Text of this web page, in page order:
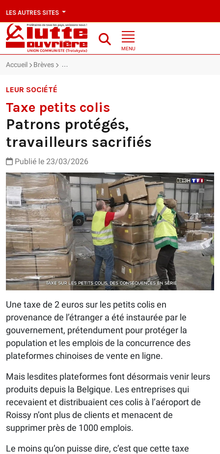
LES AUTRES SITES
MENU
Accueil Brèves Taxe petits colis : Patrons protégés, travailleurs
LEUR SOCIÉTÉ
Taxe petits colis
Patrons protégés,
travailleurs sacrifiés
Publié le 23/03/2026
Une taxe de 2 euros sur les petits colis en
provenance de l’étranger a été instaurée par le
gouvernement, prétendument pour protéger la
population et les emplois de la concurrence des
plateformes chinoises de vente en ligne.
Mais lesdites plateformes font désormais venir leurs
produits depuis la Belgique. Les entreprises qui
recevaient et distribuaient ces colis à l’aéroport de
Roissy n’ont plus de clients et menacent de
supprimer près de 1000 emplois.
Le moins qu’on puisse dire, c’est que cette taxe